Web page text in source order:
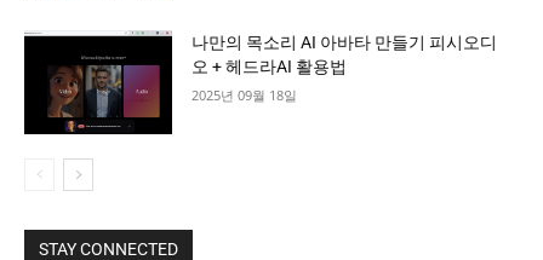
나만의 목소리 AI 아바타 만들기 피시오디
오 + 헤드라AI 활용법
2025년 09월 18일
STAY CONNECTED